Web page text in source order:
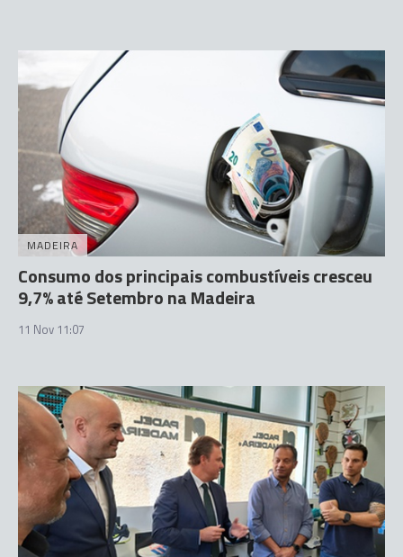
MADEIRA
Consumo dos principais combustíveis cresceu
9,7% até Setembro na Madeira
11 Nov 11:07